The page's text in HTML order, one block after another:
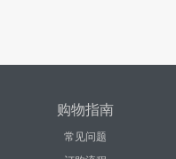
购物指南
常见问题